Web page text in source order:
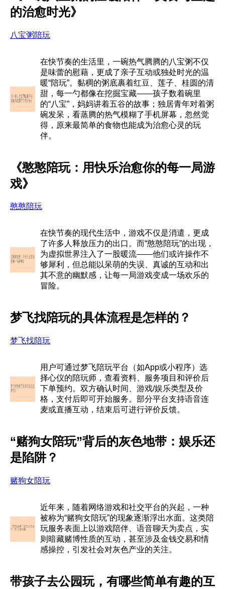
的治愈时光》
八宝粥陪玩
在快节奏的生活里，一碗热气腾腾的八宝粥不仅
是味蕾的慰藉，更成了亲子互动或独处时光的温
暖“陪玩”。黏稠的粥底裹着红豆、莲子、桂圆的清
甜，每一勺都像在挖掘宝藏——孩子数着碗里
的“八宝”，妈妈讲着五谷的故事；独居青年对着粥
碗发呆，看蒸腾的热气模糊了手机屏幕，忽然觉
得，原来最简单的食物也能成为治愈心灵的玩
伴。
《憨憨陪玩：用快乐治愈你的每一局游
戏》
憨憨陪玩
在快节奏的现代生活中，游戏不仅是消遣，更成
了许多人释放压力的出口。而“憨憨陪玩”的出现，
为虚拟世界注入了一股暖流——他们或许操作不
够犀利，但总能以呆萌的失误、真诚的互动和出
其不意的幽默感，让每一局游戏变成一场欢乐的
冒险。
梦飞找陪玩的具体流程是怎样的？
梦飞找陪玩
用户可通过梦飞陪玩平台（如App或小程序）选
择心仪的陪玩师，查看资料、服务项目和评价后
下单预约。双方确认时间、游戏/娱乐类型及价
格，支付后即可开始服务。部分平台支持语音连
麦或直播互动，结束后可进行评价反馈。
“赌狗女陪玩”背后的灰色地带：娱乐还
是陷阱？
赌狗女陪玩
近年来，随着网络游戏和社交平台的兴起，一种
被称为“赌狗女陪玩”的现象逐渐浮出水面。这类陪
玩服务表面上以游戏陪伴、语音聊天为卖点，实
则暗藏赌博性质的互动，甚至涉及金钱交易和情
感操控，引发社会对灰色产业的关注。
带孩子去公园玩，有哪些简单有趣的互